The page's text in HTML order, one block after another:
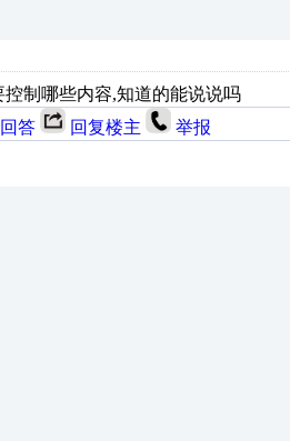
制哪些内容,知道的能说说吗
答 回复楼主 举报